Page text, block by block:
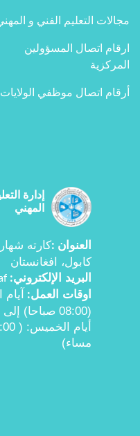
مجالات التعليم الفني و
ارقام اتصال المسؤولين
المركزية
أرقام اتصال موظفي الولايات
إدارة
المهني
العنوان :كارته
کابول، افغانستان
البرید الإلكتروني:
اوقات العمل:
(08:00 صباحا) إلى (04:00 مساء)
أیام الخمیس: ( 08:00
مساء)